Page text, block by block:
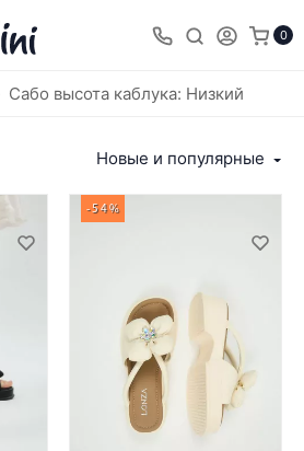
0
Сабо высота каблука: Низкий
Новые и популярные
-54%